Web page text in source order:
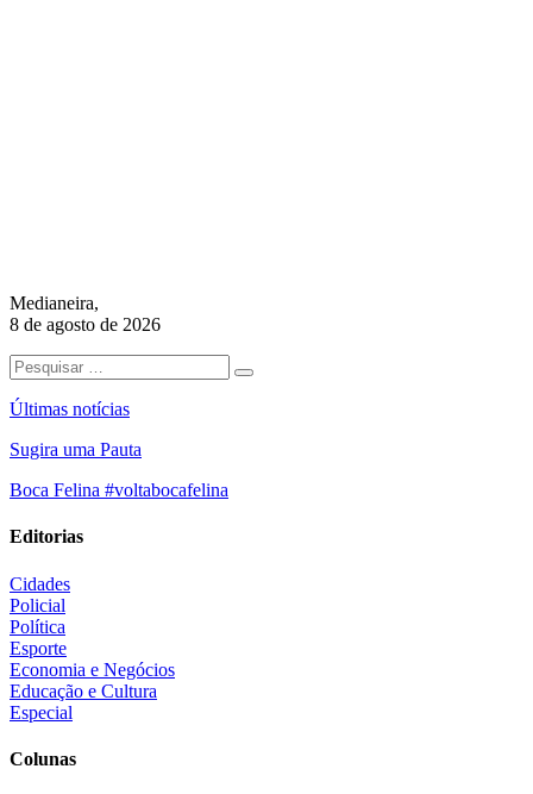
Medianeira,
8 de agosto de 2026
Últimas notícias
Sugira uma Pauta
Boca Felina #voltabocafelina
Editorias
Cidades
Policial
Política
Esporte
Economia e Negócios
Educação e Cultura
Especial
Colunas